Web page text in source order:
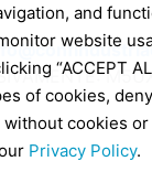
and
website
“ACCEPT
of cookies,
cookies
Privacy Policy.